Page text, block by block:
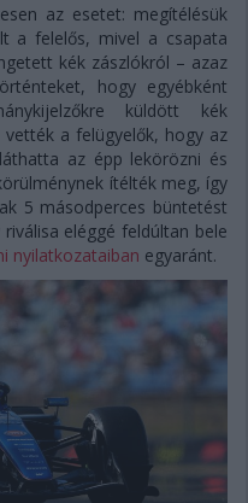
az esetet: megítélésük
a felelős, mivel a csapata
kék zászlókról – azaz
hogy egyébként
küldött kék
a felügyelők, hogy az
az épp lekörözni és
ítélték meg, így
5 másodperces büntetést
eléggé feldúltan bele
nyilatkozataiban egyaránt.